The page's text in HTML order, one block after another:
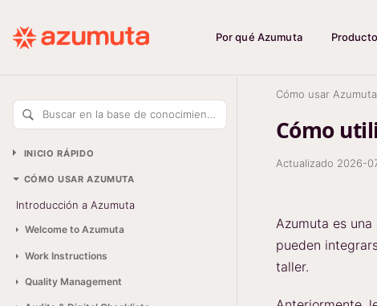
Por qué Azumuta
INICIO RÁPIDO
CÓMO USAR AZUMUTA
Introducción a Azumuta
Welcome to Azumuta
Work Instructions
Quality Management
Cómo usar Azumuta
Cómo
Actualizado 2026-
Azumuta es
pueden
taller.